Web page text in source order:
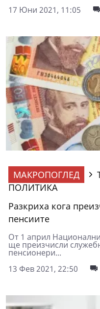
17 Юни 2021, 11:05
МАКРОПОГЛЕД
ПОЛИТИКА
Разкриха кога
пенсиите
От 1 април
ще преизчисли
пенсионери...
13 Фев 2021, 22:50